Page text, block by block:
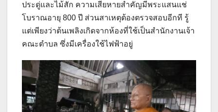
ประดู่และไม้สัก ความเสียหายสำคัญมีพระแสนแช่
โบราณอายุ 800 ปี ส่วนสาเหตุต้องตรวจสอบอีกที รู้
แต่เพียงว่าต้นเพลิงเกิดจากห้องที่ใช้เป็นสำนักงานเจ้า
คณะตำบล ซึ่งมีเครื่องใช้ไฟฟ้าอยู่